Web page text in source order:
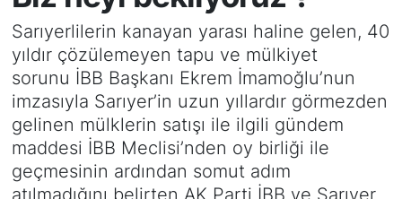
Sarıyerlilerin kanayan yarası haline gelen, 40
yıldır çözülemeyen tapu ve mülkiyet
sorunu İBB Başkanı Ekrem İmamoğlu’nun
imzasıyla Sarıyer’in uzun yıllardır görmezden
gelinen mülklerin satışı ile ilgili gündem
maddesi İBB Meclisi’nden oy birliği ile
geçmesinin ardından somut adım
atılmadığını belirten AK Parti İBB ve Sarıyer
KÖŞE YAZILARI
KÖŞE YAZILARI (Arşiv)
KÜLTÜR SANAT
MAGAZİN